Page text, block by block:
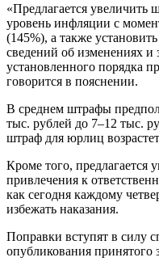
«Предлагается увеличить
уровень инфляции с
(145%), а также
сведений об изменениях и
установленного порядка
говорится в пояснении.
В среднем штрафы
тыс. рублей до 7–12 тыс.
штраф для юрлиц
Кроме того, предлагается
привлечения к
как сегодня каждому
избежать наказания.
Поправки вступят в силу
опубликования принятого